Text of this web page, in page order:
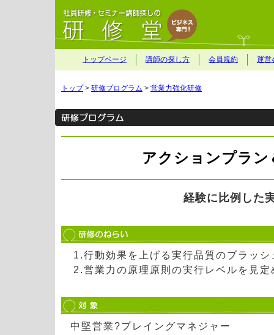
トップページ 講師の探し方 会員規約 運営
トップ> 研修プログラム > 営業力強化研修
アクションプラン
経験に比例した
1.行動効果を上げる実行品質のブラッ
2.営業力の原理原則の実行レベルを見定
中堅営業?プレイングマネジャー